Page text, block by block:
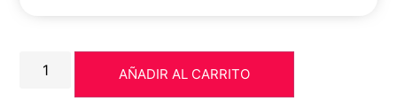
AÑADIR AL CARRITO